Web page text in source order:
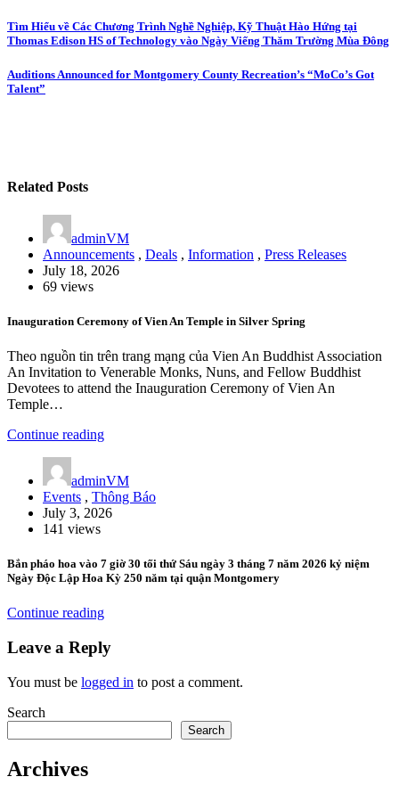
Post
navigation
Tìm Hiểu về Các Chương Trình Nghề Nghiệp, Kỹ Thuật Hào Hứng tại
Thomas Edison HS of Technology vào Ngày Viếng Thăm Trường Mùa Đông
Auditions Announced for Montgomery County Recreation’s “MoCo’s Got
Talent”
Related Posts
adminVM
Announcements , Deals , Information , Press Releases
July 18, 2026
69 views
Inauguration Ceremony of Vien An Temple in Silver Spring
Theo nguồn tin trên trang mạng của Vien An Buddhist Association
An Invitation to Venerable Monks, Nuns, and Fellow Buddhist
Devotees to attend the Inauguration Ceremony of Vien An
Temple…
Continue reading
adminVM
Events , Thông Báo
July 3, 2026
141 views
Bắn pháo hoa vào 7 giờ 30 tối thứ Sáu ngày 3 tháng 7 năm 2026 kỷ niệm
Ngày Độc Lập Hoa Kỳ 250 năm tại quận Montgomery
Continue reading
Leave a Reply
You must be logged in to post a comment.
Search
Search
Archives